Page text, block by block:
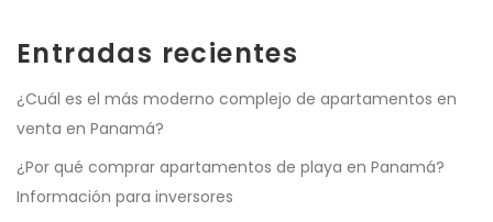
Entradas recientes
¿Cuál es el más moderno complejo de apartamentos en
venta en Panamá?
¿Por qué comprar apartamentos de playa en Panamá?
Información para inversores